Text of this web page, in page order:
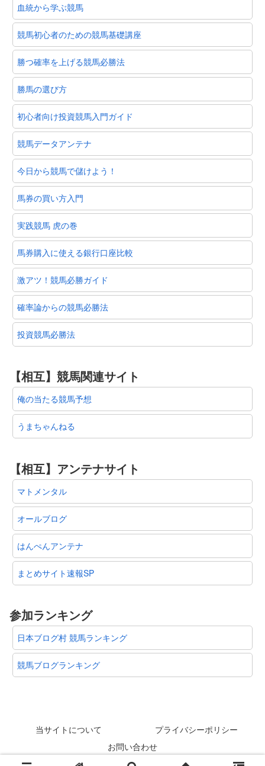
血統から学ぶ競馬
競馬初心者のための競馬基礎講座
勝つ確率を上げる競馬必勝法
勝馬の選び方
初心者向け投資競馬入門ガイド
競馬データアンテナ
今日から競馬で儲けよう！
馬券の買い方入門
実践競馬 虎の巻
馬券購入に使える銀行口座比較
激アツ！競馬必勝ガイド
確率論からの競馬必勝法
投資競馬必勝法
【相互】競馬関連サイト
俺の当たる競馬予想
うまちゃんねる
【相互】アンテナサイト
マトメンタル
オールブログ
はんぺんアンテナ
まとめサイト速報SP
参加ランキング
日本ブログ村 競馬ランキング
競馬ブログランキング
当サイトについて
プライバシーポリシー
お問い合わせ